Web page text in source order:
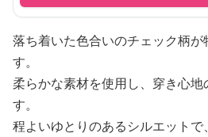
落ち着いた色合いのチェック柄
す。
柔らかな素材を使用し、穿き心地
す。
程よいゆとりのあるシルエットで